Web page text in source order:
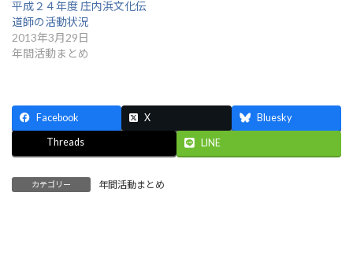
平成２４年度 庄内浜文化伝
道師の活動状況
2013年3月29日
年間活動まとめ
Facebook X Bluesky
Threads LINE
カテゴリー 年間活動まとめ